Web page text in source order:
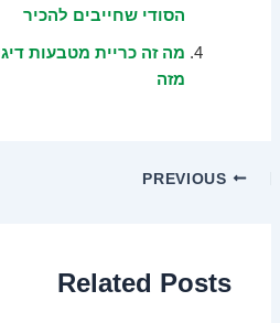
הסודי שחייבים להכיר
מה זה כריית מטבעות
מזה
Related Posts